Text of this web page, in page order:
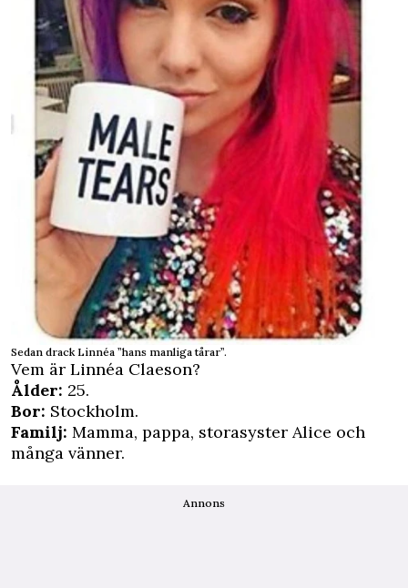
Sedan drack Linnéa ”hans manliga tårar”.
Vem är Linnéa Claeson?
Ålder: 25.
Bor: Stockholm.
Familj: Mamma, pappa, storasyster Alice och
många vänner.
Annons